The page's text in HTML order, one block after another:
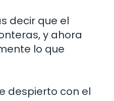
decir que el
y ahora
lo que
despierto con el